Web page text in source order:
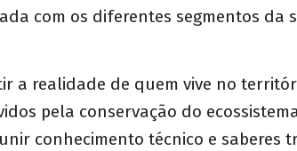
com os diferentes segmentos da
a realidade de quem vive no
pela conservação do
conhecimento técnico e saberes